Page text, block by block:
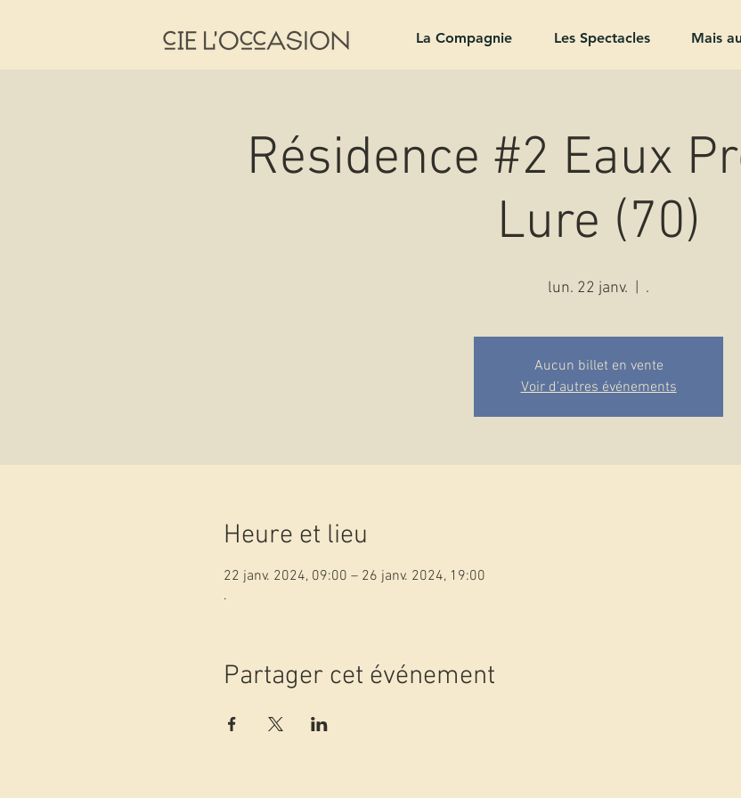
La Compagnie Les Spectacles Mais
Résidence #2 Eaux
Lure (70)
lun. 22 janv. .
Aucun billet en vente
Voir d'autres événements
Heure et lieu
22 janv. 2024, 09:00 – 26 janv. 2024, 19:00
.
Partager cet événement